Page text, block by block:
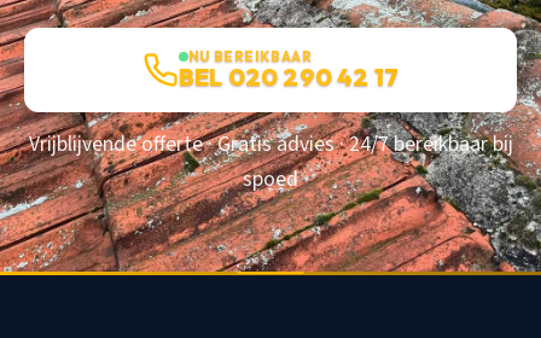
NU BEREIKBAAR
BEL 020 290 42 17
Vrijblijvende offerte · Gratis advies · 24/7 bereikbaar bij
spoed